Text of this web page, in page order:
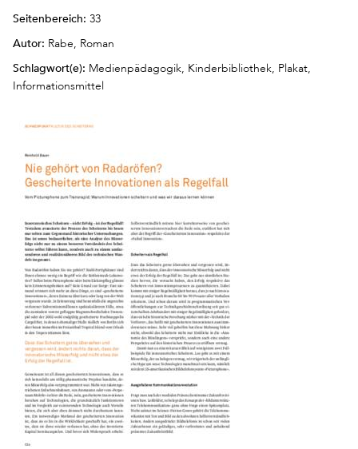
Seitenbereich: 33
Autor: Rabe, Roman
Schlagwort(e): Medienpädagogik, Kinderbibliothek, Plakat,
Informationsmittel